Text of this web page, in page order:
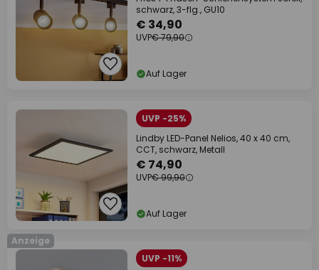
schwarz, 3-flg., GU10
€ 34,90
UVP€ 79,90
Auf Lager
UVP -25%
Lindby LED-Panel Nelios, 40 x 40 cm,
CCT, schwarz, Metall
€ 74,90
UVP€ 99,90
Auf Lager
Anzeige
UVP -11%